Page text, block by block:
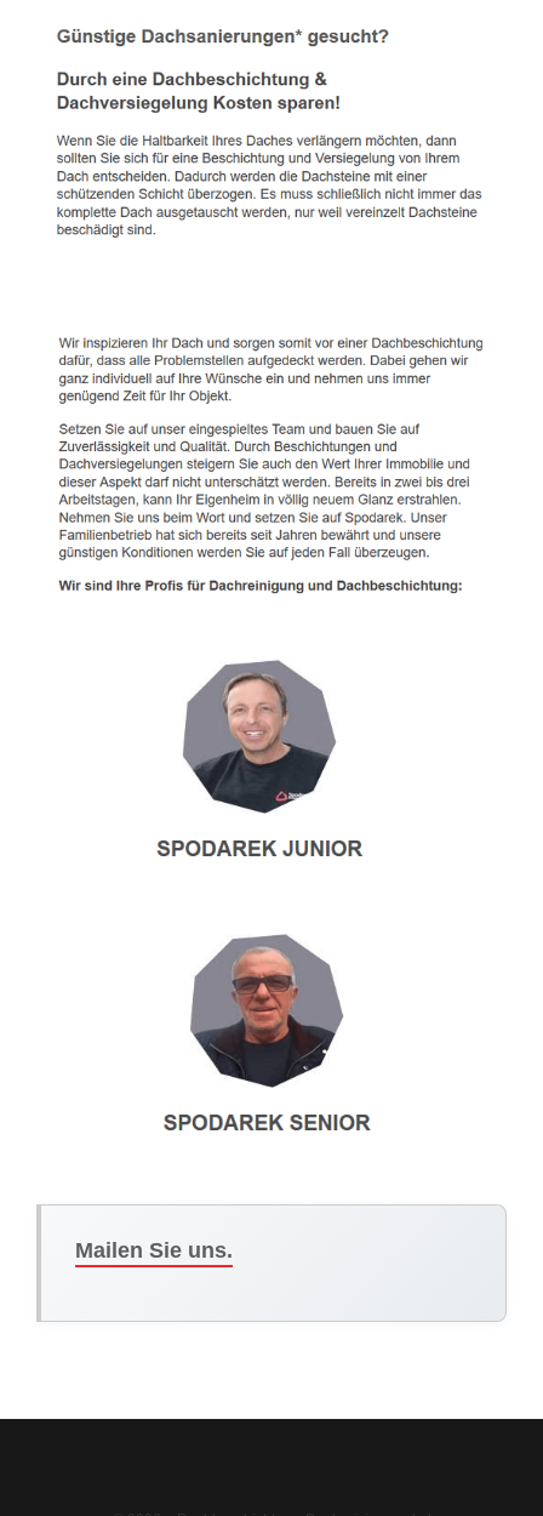
Mailen Sie uns.